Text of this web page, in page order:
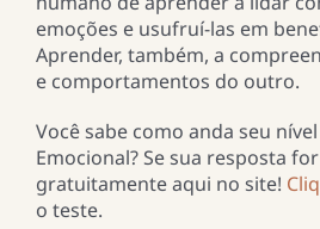
emoções e usufruí-las em
Aprender, também, a
e comportamentos do outro.
Você sabe como anda seu
Emocional? Se sua resposta
gratuitamente aqui no site!
o teste.